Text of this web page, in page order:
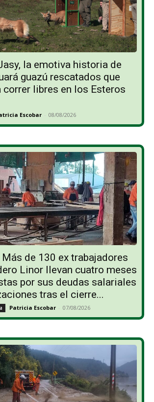
la emotiva historia de
guazú rescatados que
correr libres en los Esteros
Escobar - 08/08/2026
de 130 ex trabajadores
Linor llevan cuatro meses
por sus deudas salariales
tras el cierre...
Patricia Escobar - 07/08/2026